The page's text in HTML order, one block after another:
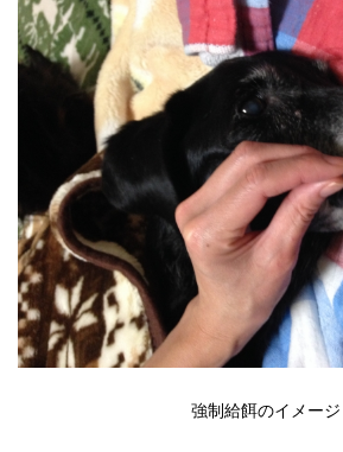
強制給餌のイメージ